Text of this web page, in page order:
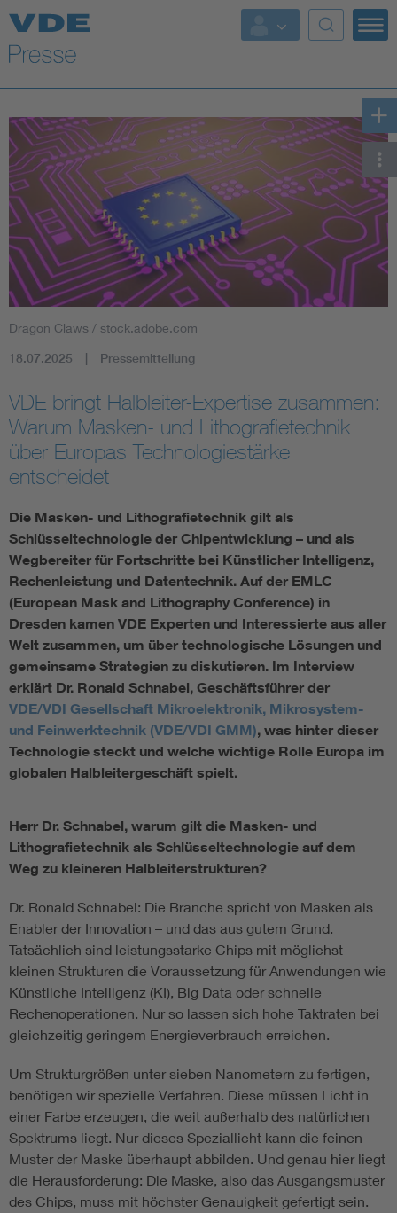
Top Themen
Fokusthemen
Energy
AI & Digital Trust
Health
Mobility
Assisted Living
Electromobility
Energy efficiency
Energy storage
Functional safety
Dragon Claws / stock.adobe.com
18.07.2025 Pressemitteilung
VDE bringt Halbleiter-Expertise zusammen:
Warum Masken- und Lithografietechnik
über Europas Technologiestärke
entscheidet
Die Masken- und Lithografietechnik gilt als
Schlüsseltechnologie der Chipentwicklung – und als
Wegbereiter für Fortschritte bei Künstlicher Intelligenz,
Rechenleistung und Datentechnik. Auf der EMLC
(European Mask and Lithography Conference) in
Dresden kamen VDE Experten und Interessierte aus aller
Welt zusammen, um über technologische Lösungen und
gemeinsame Strategien zu diskutieren. Im Interview
erklärt Dr. Ronald Schnabel, Geschäftsführer der
VDE/VDI Gesellschaft Mikroelektronik, Mikrosystem-
und Feinwerktechnik (VDE/VDI GMM), was hinter dieser
Technologie steckt und welche wichtige Rolle Europa im
globalen Halbleitergeschäft spielt.
Herr Dr. Schnabel, warum gilt die Masken- und
Lithografietechnik als Schlüsseltechnologie auf dem
Weg zu kleineren Halbleiterstrukturen?
Dr. Ronald Schnabel: Die Branche spricht von Masken als
Enabler der Innovation – und das aus gutem Grund.
Tatsächlich sind leistungsstarke Chips mit möglichst
kleinen Strukturen die Voraussetzung für Anwendungen wie
Künstliche Intelligenz (KI), Big Data oder schnelle
Rechenoperationen. Nur so lassen sich hohe Taktraten bei
gleichzeitig geringem Energieverbrauch erreichen.
Um Strukturgrößen unter sieben Nanometern zu fertigen,
benötigen wir spezielle Verfahren. Diese müssen Licht in
einer Farbe erzeugen, die weit außerhalb des natürlichen
Spektrums liegt. Nur dieses Speziallicht kann die feinen
Muster der Maske überhaupt abbilden. Und genau hier liegt
die Herausforderung: Die Maske, also das Ausgangsmuster
des Chips, muss mit höchster Genauigkeit gefertigt sein.